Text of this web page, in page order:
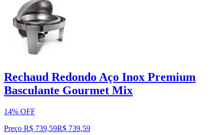
Rechaud Redondo Aço Inox Premium
Basculante Gourmet Mix
14% OFF
Preço R$ 739,59R$ 739,59